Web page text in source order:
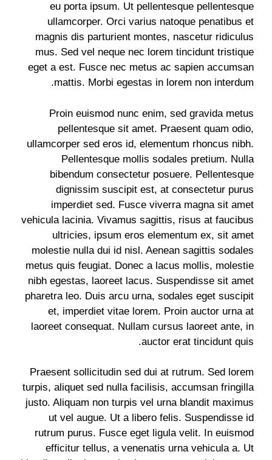
eu porta ipsum. Ut pellentesque pellentesque
ullamcorper. Orci varius natoque penatibus et
magnis dis parturient montes, nascetur ridiculus
mus. Sed vel neque nec lorem tincidunt tristique
eget a est. Fusce nec metus ac sapien accumsan
mattis. Morbi egestas in lorem non interdum.
Proin euismod nunc enim, sed gravida metus
pellentesque sit amet. Praesent quam odio,
ullamcorper sed eros id, elementum rhoncus nibh.
Pellentesque mollis sodales pretium. Nulla
bibendum consectetur posuere. Pellentesque
dignissim suscipit est, at consectetur purus
imperdiet sed. Fusce viverra magna sit amet
vehicula lacinia. Vivamus sagittis, risus at faucibus
ultricies, ipsum eros elementum ex, sit amet
molestie nulla dui id nisl. Aenean sagittis sodales
metus quis feugiat. Donec a lacus mollis, molestie
nibh egestas, laoreet lacus. Suspendisse sit amet
pharetra leo. Duis arcu urna, sodales eget suscipit
et, imperdiet vitae lorem. Proin auctor urna at
laoreet consequat. Nullam cursus laoreet ante, in
auctor erat tincidunt quis.
Praesent sollicitudin sed dui at rutrum. Sed lorem
turpis, aliquet sed nulla facilisis, accumsan fringilla
justo. Aliquam non turpis vel urna blandit maximus
ut vel augue. Ut a libero felis. Suspendisse id
rutrum purus. Fusce eget ligula velit. In euismod
efficitur tellus, a venenatis urna vehicula a. Ut